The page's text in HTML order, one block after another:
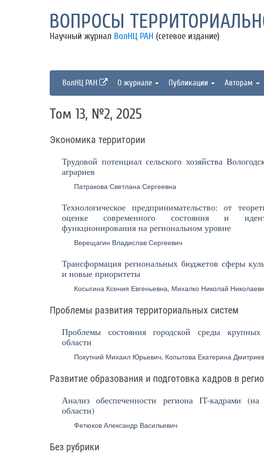
ВОПРОСЫ
Научный журнал ВолНЦ РАН (сетевое издание)
ВолНЦ РАН О журнале Публикации Авторам
Том 13, №2, 2025
Экономика территории
Трудовой потенциал сельского хозяйства
аграриев
Патракова Светлана Сергеевна
Технологическое предпринимательство: от
оценке современного состояния и
функционирования на региональном уровне
Верещагин Владислав Сергеевич
Трансформация региональных бюджетов сферы
и новые приоритеты
Косыгина Ксения Евгеньевна, Михалко Николай
Проблемы развития территориальных систем
Проблемы состояния городской среды крупных
области
Покутний Михаил Юрьевич, Копытова Екатерина
Развитие образования и подготовка кадров в
Анализ обеспеченности региона IT-кадрами (на
области)
Фетюков Александр Васильевич
Без рубрики